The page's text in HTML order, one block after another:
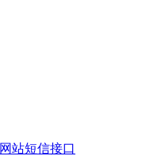
网站短信接口